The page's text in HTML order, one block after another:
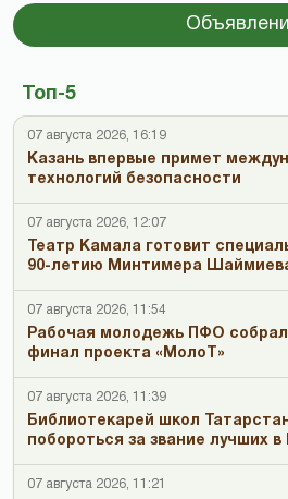
Топ-5
07 августа 2026, 16:19
Казань впервые примет
технологий безопасности
07 августа 2026, 12:07
Театр Камала готовит
90-летию Минтимера
07 августа 2026, 11:54
Рабочая молодежь ПФО
финал проекта «МолоТ»
07 августа 2026, 11:39
Библиотекарей школ
побороться за звание лучших в
07 августа 2026, 11:21